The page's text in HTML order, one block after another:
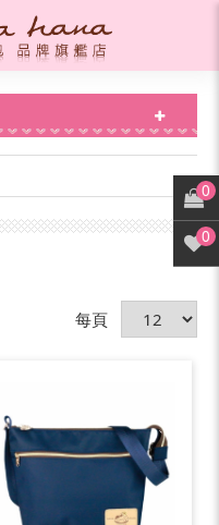
每頁
0
0